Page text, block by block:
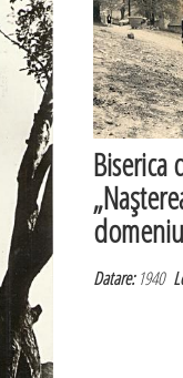
Biserica
Datare:1940